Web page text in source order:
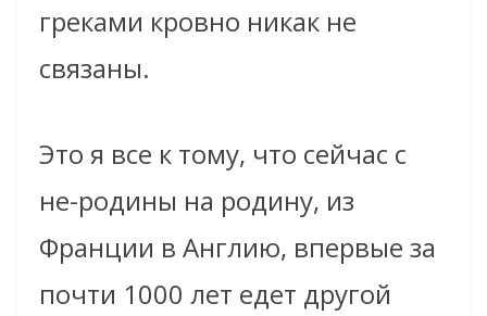
греками кровно никак не
связаны.
Это я все к тому, что сейчас с
не-родины на родину, из
Франции в Англию, впервые за
почти 1000 лет едет другой